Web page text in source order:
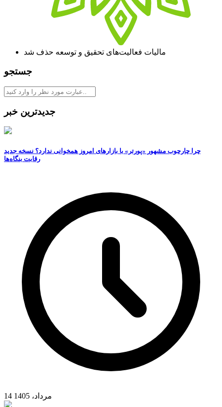
مالیات فعالیت‌های تحقیق و توسعه حذف شد
جستجو
جدیدترین خبر
چرا چارچوب مشهور «پورتر» با بازارهای امروز همخوانی ندارد؟ نسخه جدید
رقابت‌ بنگاه‌ها
14 مرداد، 1405